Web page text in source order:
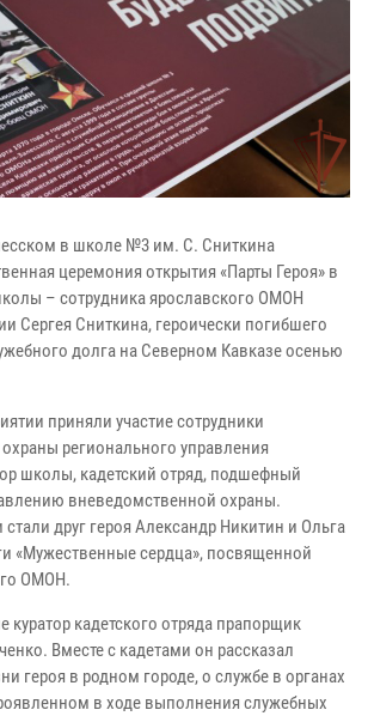
в школе №3 им. С. Сниткина
церемония открытия «Парты Героя» в
– сотрудника ярославского ОМОН
Сергея Сниткина, героически погибшего
долга на Северном Кавказе осенью
приняли участие сотрудники
регионального управления
школы, кадетский отряд, подшефный
вневедомственной охраны.
друг героя Александр Никитин и Ольга
«Мужественные сердца», посвященной
ОМОН.
куратор кадетского отряда прапорщик
Вместе с кадетами он рассказал
героя в родном городе, о службе в органах
в ходе выполнения служебных